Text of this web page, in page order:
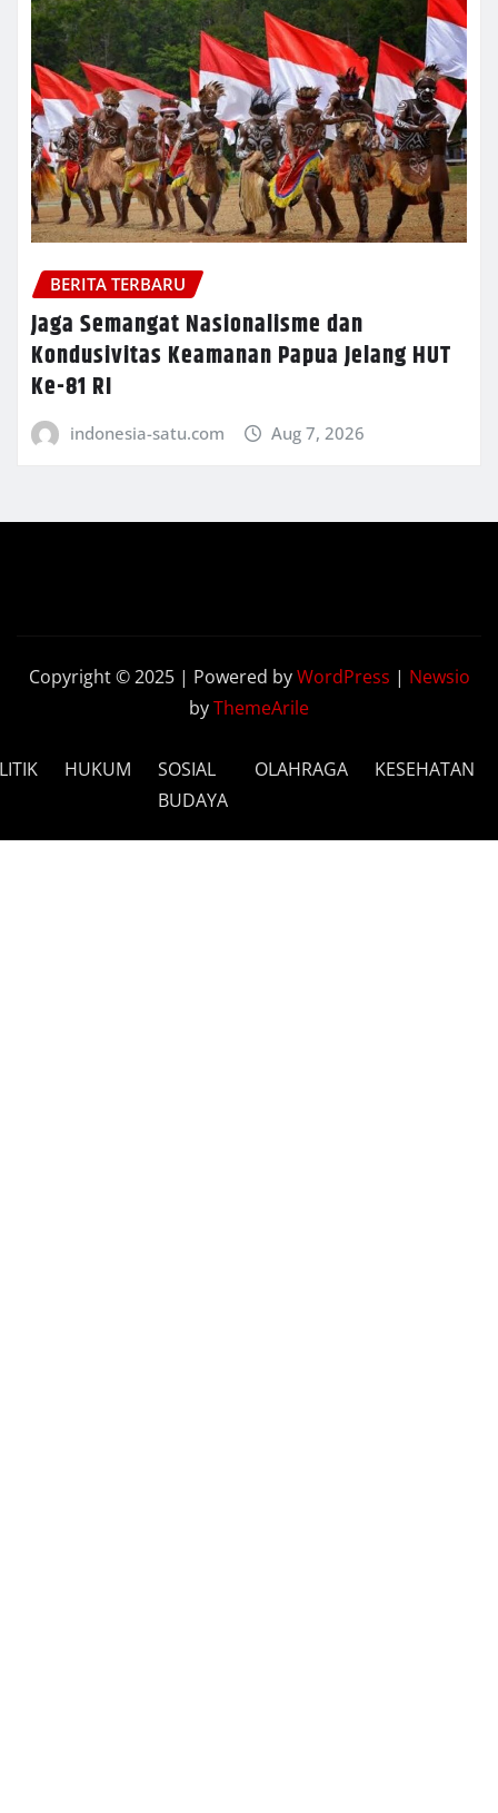
BERITA TERBARU
Jaga Semangat Nasionalisme dan
Kondusivitas Keamanan Papua Jelang HUT
Ke-81 RI
indonesia-satu.com Aug 7, 2026
Copyright © 2025 | Powered byWordPress | Newsio
byThemeArile
HUKUM
SOSIAL
BUDAYA
OLAHRAGA KESEHATAN